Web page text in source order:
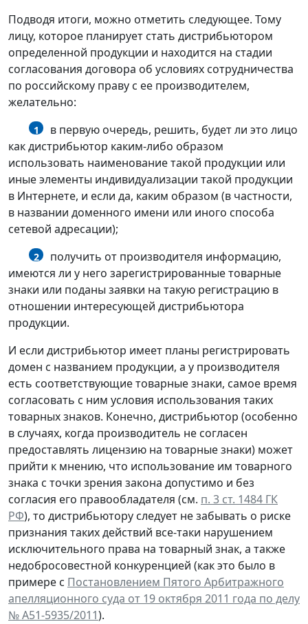
Подводя итоги, можно отметить следующее. Тому
лицу, которое планирует стать дистрибьютором
определенной продукции и находится на стадии
согласования договора об условиях сотрудничества
по российскому праву с ее производителем,
желательно:
1
в первую очередь, решить, будет ли это лицо
как дистрибьютор каким-либо образом
использовать наименование такой продукции или
иные элементы индивидуализации такой продукции
в Интернете, и если да, каким образом (в частности,
в названии доменного имени или иного способа
сетевой адресации);
2
получить от производителя информацию,
имеются ли у него зарегистрированные товарные
знаки или поданы заявки на такую регистрацию в
отношении интересующей дистрибьютора
продукции.
И если дистрибьютор имеет планы регистрировать
домен с названием продукции, а у производителя
есть соответствующие товарные знаки, самое время
согласовать с ним условия использования таких
товарных знаков. Конечно, дистрибьютор (особенно
в случаях, когда производитель не согласен
предоставлять лицензию на товарные знаки) может
прийти к мнению, что использование им товарного
знака с точки зрения закона допустимо и без
согласия его правообладателя (см. п. 3 ст. 1484 ГК
РФ), то дистрибьютору следует не забывать о риске
признания таких действий все-таки нарушением
исключительного права на товарный знак, а также
недобросовестной конкуренцией (как это было в
примере с Постановлением Пятого Арбитражного
апелляционного суда от 19 октября 2011 года по делу
№ А51-5935/2011).